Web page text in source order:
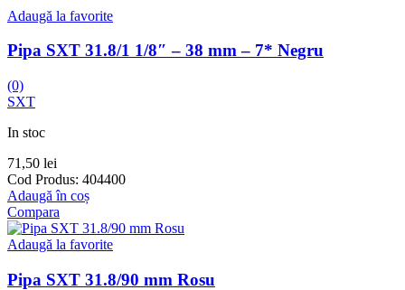
Adaugă la favorite
Pipa SXT 31.8/1 1/8″ – 38 mm – 7* Negru
(0)
SXT
In stoc
71,50 lei
Cod Produs: 404400
Adaugă în coș
Compara
Adaugă la favorite
Pipa SXT 31.8/90 mm Rosu